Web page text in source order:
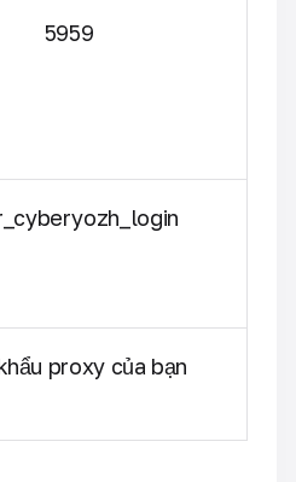
5959
proxy của bạn